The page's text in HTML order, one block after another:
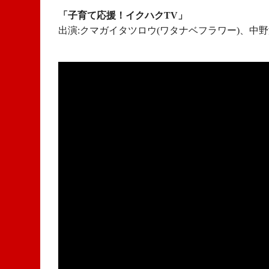
「子育て応援！イクハクTV」
出演:クマガイタツロウ(ワタナベフラワー)、中